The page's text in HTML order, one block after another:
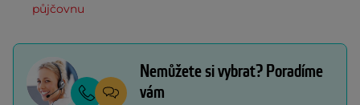
půjčovnu
Nemůžete si vybrat? Poradíme
vám